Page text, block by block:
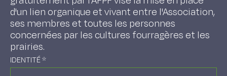
d'un lien organique et vivant entre l'Association,
ses membres et toutes les personnes
concernées par les cultures fourragères et les
prairies.
IDENTITÉ*